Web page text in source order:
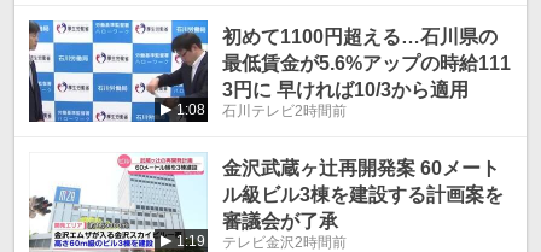
1:08
初めて1100円超える…石川県の
最低賃金が5.6%アップの時給111
3円に 早ければ10/3から適用
石川テレビ2時間前
1:19
金沢武蔵ヶ辻再開発案 60メート
ル級ビル3棟を建設する計画案を
審議会が了承
テレビ金沢 2時間前